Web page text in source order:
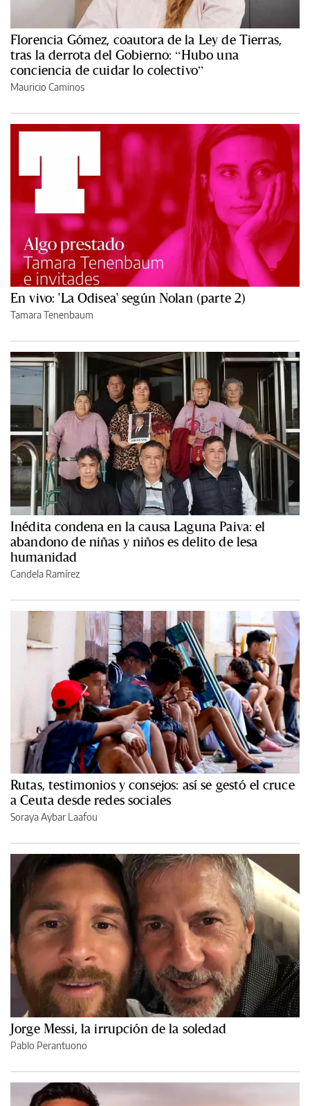
Florencia Gómez, coautora de la Ley de Tierras,
tras la derrota del Gobierno: “Hubo una
conciencia de cuidar lo colectivo”
Mauricio Caminos
En vivo: 'La Odisea' según Nolan (parte 2)
Tamara Tenenbaum
Inédita condena en la causa Laguna Paiva: el
abandono de niñas y niños es delito de lesa
humanidad
Candela Ramírez
Rutas, testimonios y consejos: así se gestó el cruce
a Ceuta desde redes sociales
Soraya Aybar Laafou
Jorge Messi, la irrupción de la soledad
Pablo Perantuono